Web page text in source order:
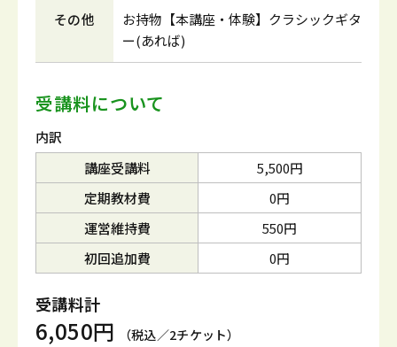
その他
お持物【本講座・体験】クラシックギタ
ー(あれば)
受講料について
内訳
講座受講料
5,500円
定期教材費
0円
運営維持費
550円
初回追加費
0円
受講料計
6,050円
（税込／2チケット）